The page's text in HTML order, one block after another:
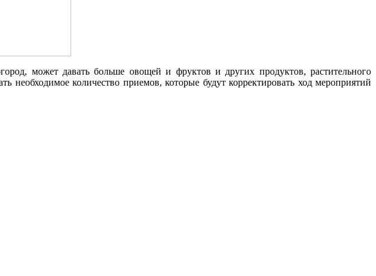
может давать больше овощей и фруктов и других продуктов, растительного
количество приемов, которые будут корректировать ход мероприятий